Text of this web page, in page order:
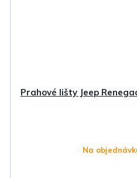
Prahové lišty Jeep
Na